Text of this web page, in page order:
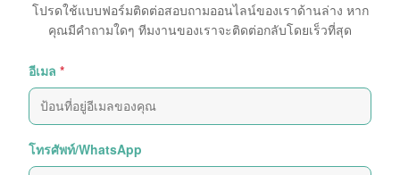
โปรดใช้แบบฟอร์มติดต่อสอบถามออนไลน์ของเราด้านล่าง หาก
คุณมีคำถามใดๆ ทีมงานของเราจะติดต่อกลับโดยเร็วที่สุด
อีเมล *
โทรศัพท์/WhatsApp